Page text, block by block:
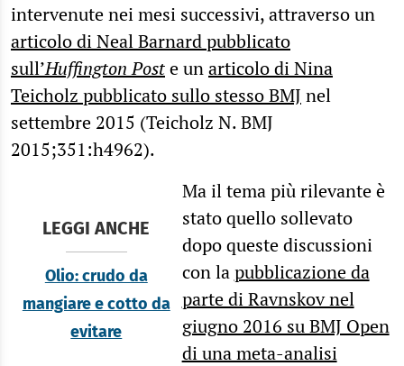
intervenute nei mesi successivi, attraverso un
articolo di Neal Barnard pubblicato
sull’Huffington Poste unarticolo di Nina
Teicholz pubblicato sullo stesso BMJ nel
settembre 2015 (Teicholz N. BMJ
2015;351:h4962).
LEGGI ANCHE
Olio: crudo da
mangiare e cotto da
evitare
Ma il tema più rilevante è
stato quello sollevato
dopo queste discussioni
con lapubblicazione da
parte di Ravnskov nel
giugno 2016 su BMJ Open
di una meta-analisi